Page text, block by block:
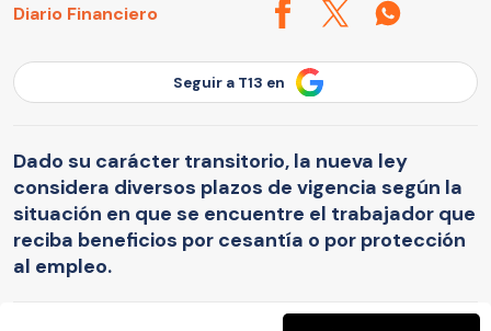
Diario Financiero
Seguir a T13 en
Dado su carácter transitorio, la nueva ley
considera diversos plazos de vigencia según la
situación en que se encuentre el trabajador que
reciba beneficios por cesantía o por protección
al empleo.